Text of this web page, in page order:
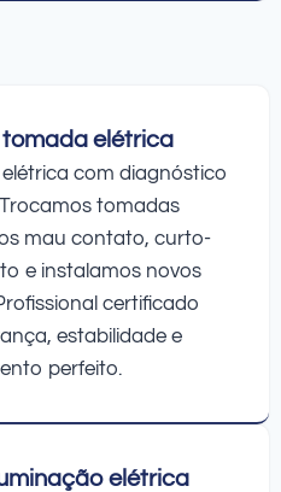
elétrica
com diagnóstico
tomadas
mau contato, curto-
e instalamos novos
certificado
estabilidade e
perfeito.
elétrica